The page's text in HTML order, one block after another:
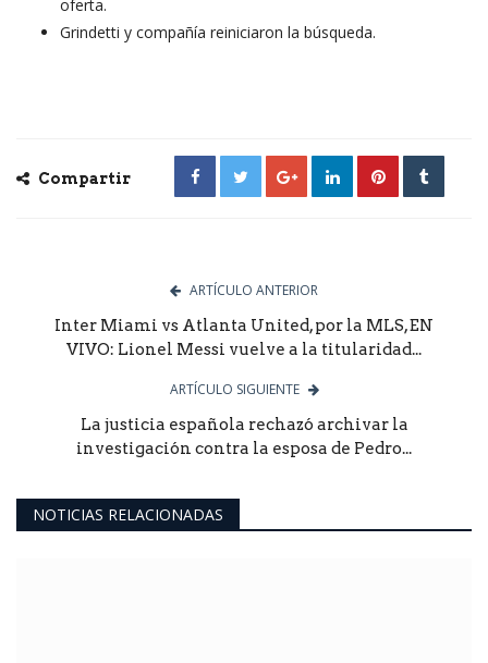
oferta.
Grindetti y compañía reiniciaron la búsqueda.
Compartir
ARTÍCULO ANTERIOR
Inter Miami vs Atlanta United, por la MLS, EN
VIVO: Lionel Messi vuelve a la titularidad...
ARTÍCULO SIGUIENTE
La justicia española rechazó archivar la
investigación contra la esposa de Pedro...
NOTICIAS RELACIONADAS